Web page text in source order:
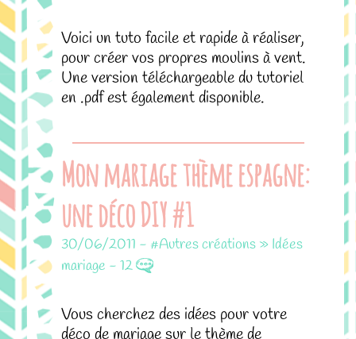
Voici un tuto facile et rapide à réaliser,
pour créer vos propres moulins à vent.
Une version téléchargeable du tutoriel
en .pdf est également disponible.
Mon mariage thème espagne:
une déco DIY #1
30/06/2011 - #Autres créations » Idées
mariage - 12
Vous cherchez des idées pour votre